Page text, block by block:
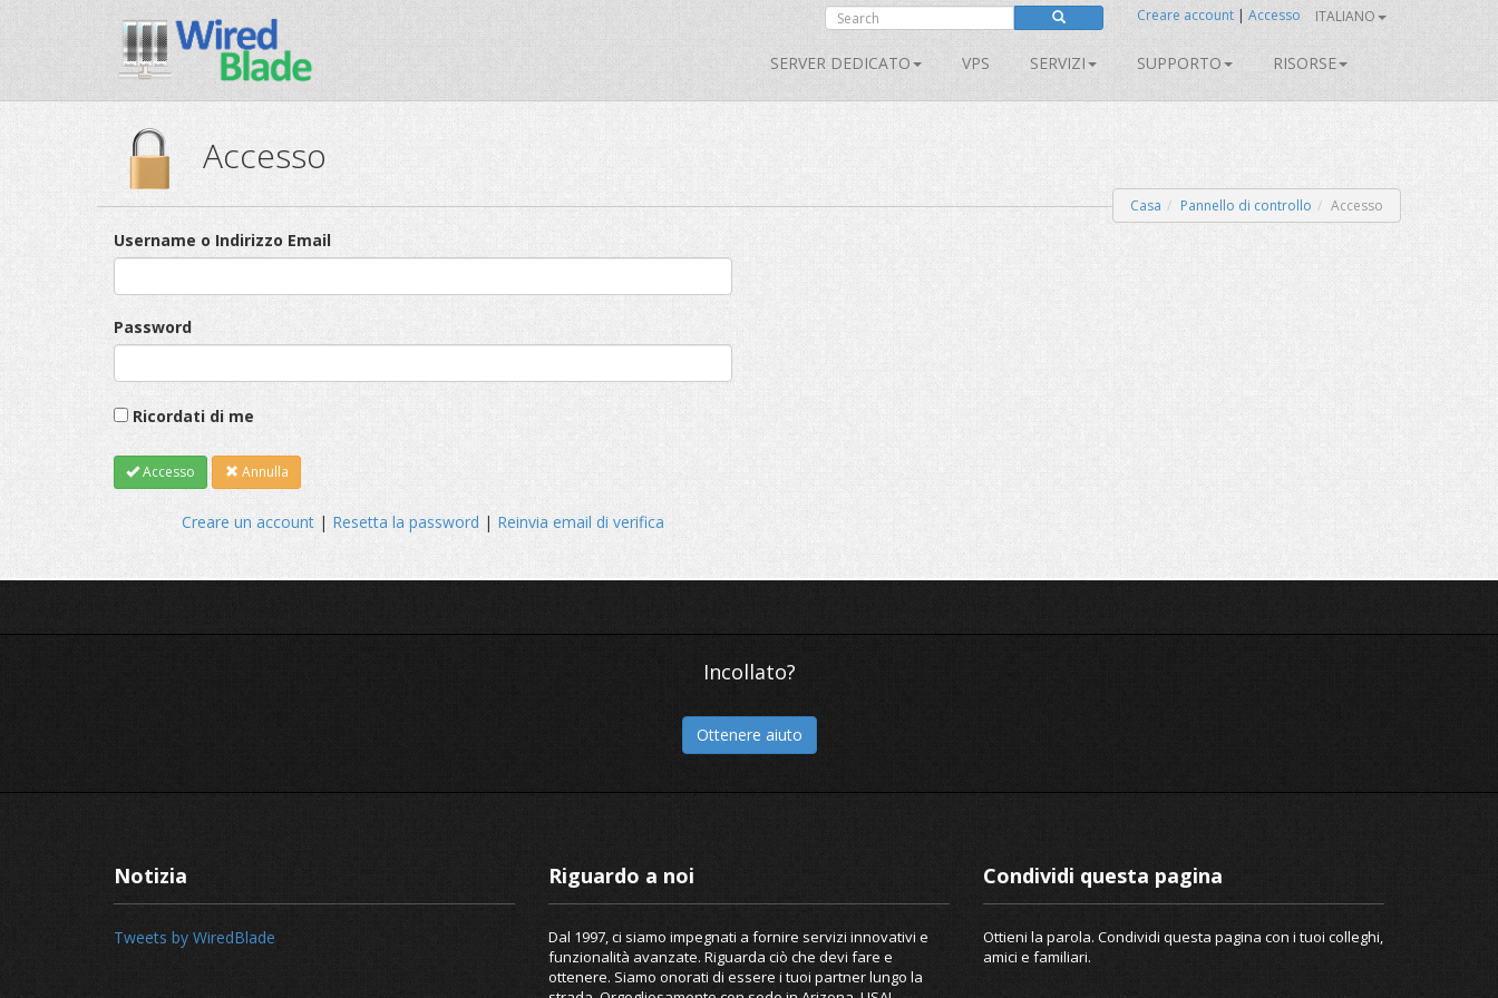
Creare account | Accesso ITALIANO
SERVER DEDICATO VPS SERVIZI SUPPORTO RISORSE
Accesso
Casa Pannello di controllo Accesso
Username o Indirizzo Email
Password
Ricordati di me
Accesso Annulla
Creare un account | Resetta la password | Reinvia email di verifica
Incollato?
Ottenere aiuto
Notizia
Tweets by WiredBlade
Riguardo a noi
Dal 1997, ci siamo impegnati a fornire servizi innovativi e
funzionalità avanzate. Riguarda ciò che devi fare e
ottenere. Siamo onorati di essere i tuoi partner lungo la
Condividi questa pagina
Ottieni la parola. Condividi questa pagina con i tuoi colleghi,
amici e familiari.